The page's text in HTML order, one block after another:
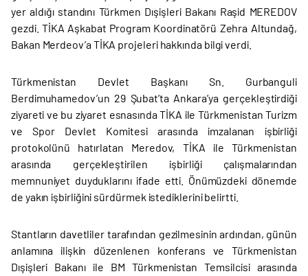
yer aldığı standını Türkmen Dışişleri Bakanı Raşid MEREDOV
gezdi. TİKA Aşkabat Program Koordinatörü Zehra Altundağ,
Bakan Merdeov’a TİKA projeleri hakkında bilgi verdi.
Türkmenistan Devlet Başkanı Sn. Gurbanguli
Berdimuhamedov’un 29 Şubat’ta Ankara’ya gerçekleştirdiği
ziyareti ve bu ziyaret esnasında TİKA ile Türkmenistan Turizm
ve Spor Devlet Komitesi arasında imzalanan işbirliği
protokolünü hatırlatan Meredov, TİKA ile Türkmenistan
arasında gerçekleştirilen işbirliği çalışmalarından
memnuniyet duyduklarını ifade etti. Önümüzdeki dönemde
de yakın işbirliğini sürdürmek istediklerini belirtti.
Stantların davetliler tarafından gezilmesinin ardından, günün
anlamına ilişkin düzenlenen konferans ve Türkmenistan
Dışişleri Bakanı ile BM Türkmenistan Temsilcisi arasında